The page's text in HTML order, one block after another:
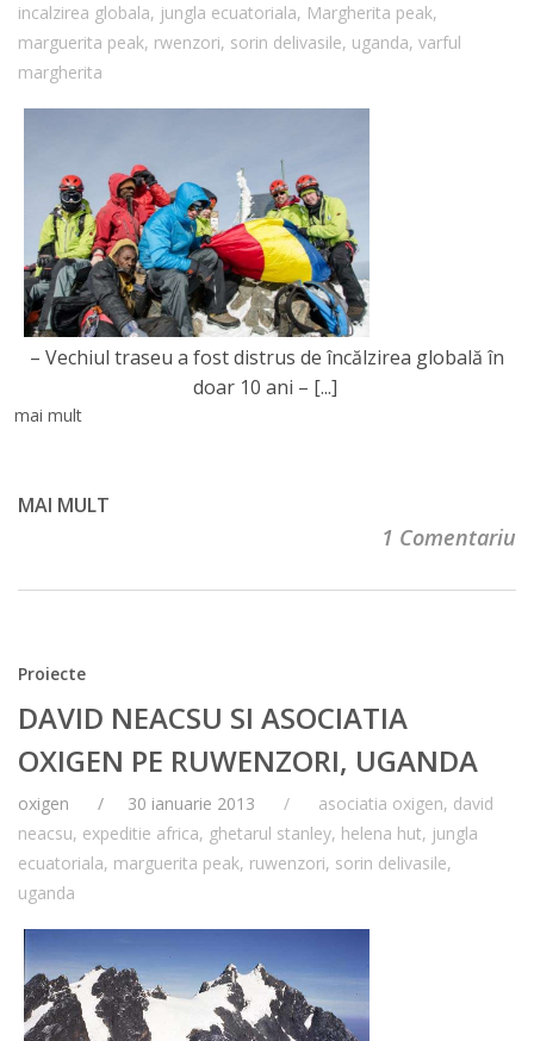
incalzirea globala, jungla ecuatoriala, Margherita peak,
marguerita peak, rwenzori, sorin delivasile, uganda, varful
margherita
– Vechiul traseu a fost distrus de încălzirea globală în
doar 10 ani – [...]
mai mult
MAI MULT
1 Comentariu
Proiecte
DAVID NEACSU SI ASOCIATIA
OXIGEN PE RUWENZORI, UGANDA
oxigen 30 ianuarie 2013 asociatia oxigen, david
neacsu, expeditie africa, ghetarul stanley, helena hut, jungla
ecuatoriala, marguerita peak, ruwenzori, sorin delivasile,
uganda